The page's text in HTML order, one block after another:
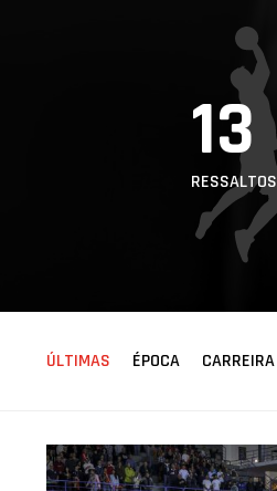
ÁREA TÉCNICA
13
RESSALTOS
ÚLTIMAS ÉPOCA CARREIRA